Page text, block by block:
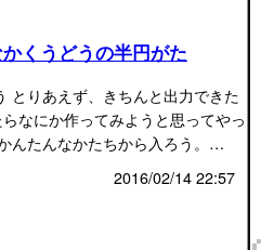
くうどうの半円がた
とりあえず、きちんと出力できた
なにか作ってみようと思ってやっ
んたんなかたちから入ろう。…
2016/02/14 22:57